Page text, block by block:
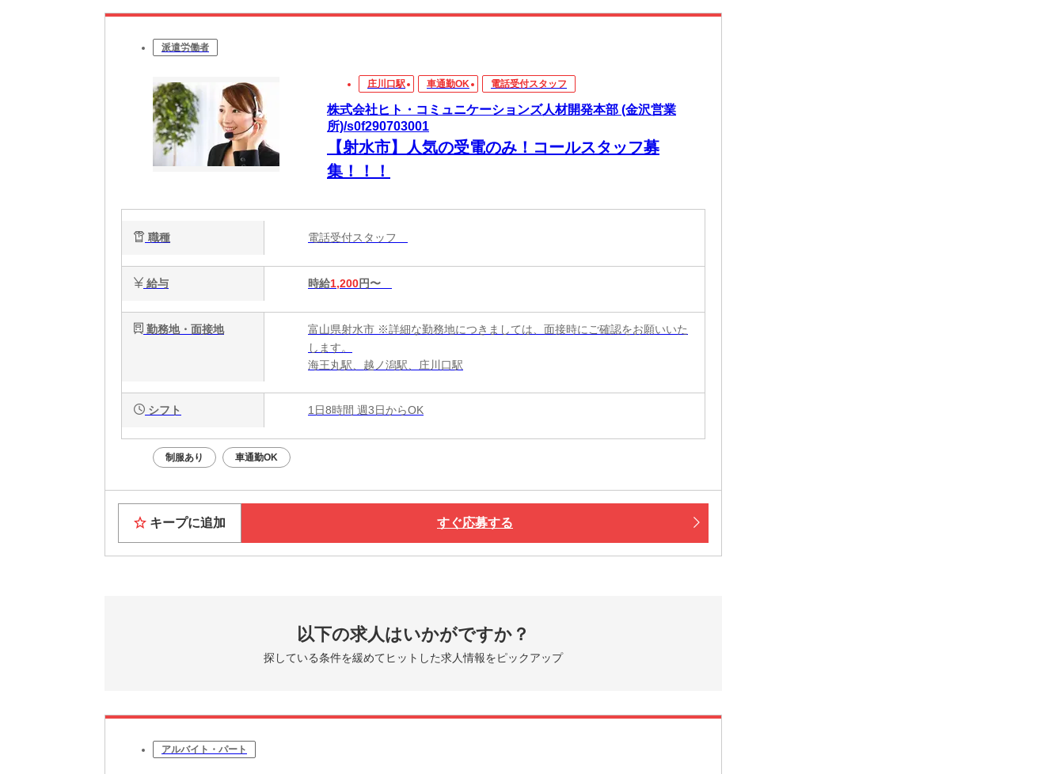
派遣労働者
庄川口駅 車通勤OK 電話受付スタッフ
株式会社ヒト・コミュニケーションズ人材開発本部 (金沢営業
所)/s0f290703001
【射水市】人気の受電のみ！コールスタッフ募
集！！！
職種 電話受付スタッフ
給与 時給1,200円〜
勤務地・面接地
富山県射水市 ※詳細な勤務地につきましては、面接時にご確認をお願いいた
します。
海王丸駅、越ノ潟駅、庄川口駅
シフト 1日8時間 週3日からOK
制服あり 車通勤OK
キープに追加 すぐ応募する
以下の求人はいかがですか？
探している条件を緩めてヒットした求人情報をピックアップ
アルバイト・パート